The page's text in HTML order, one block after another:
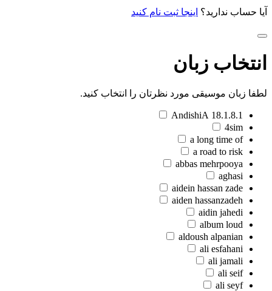
آیا حساب ندارید؟ اینجا ثبت نام کنید
انتخاب زبان
لطفا زبان موسیقی مورد نظرتان را انتخاب کنید.
18.1.8.1 AndishiA
4sim
a long time of
a road to risk
abbas mehrpooya
aghasi
aidein hassan zade
aiden hassanzadeh
aidin jahedi
album loud
aldoush alpanian
ali esfahani
ali jamali
ali seif
ali seyf